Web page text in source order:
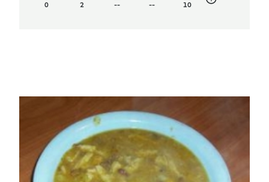
0 2 -- -- 10